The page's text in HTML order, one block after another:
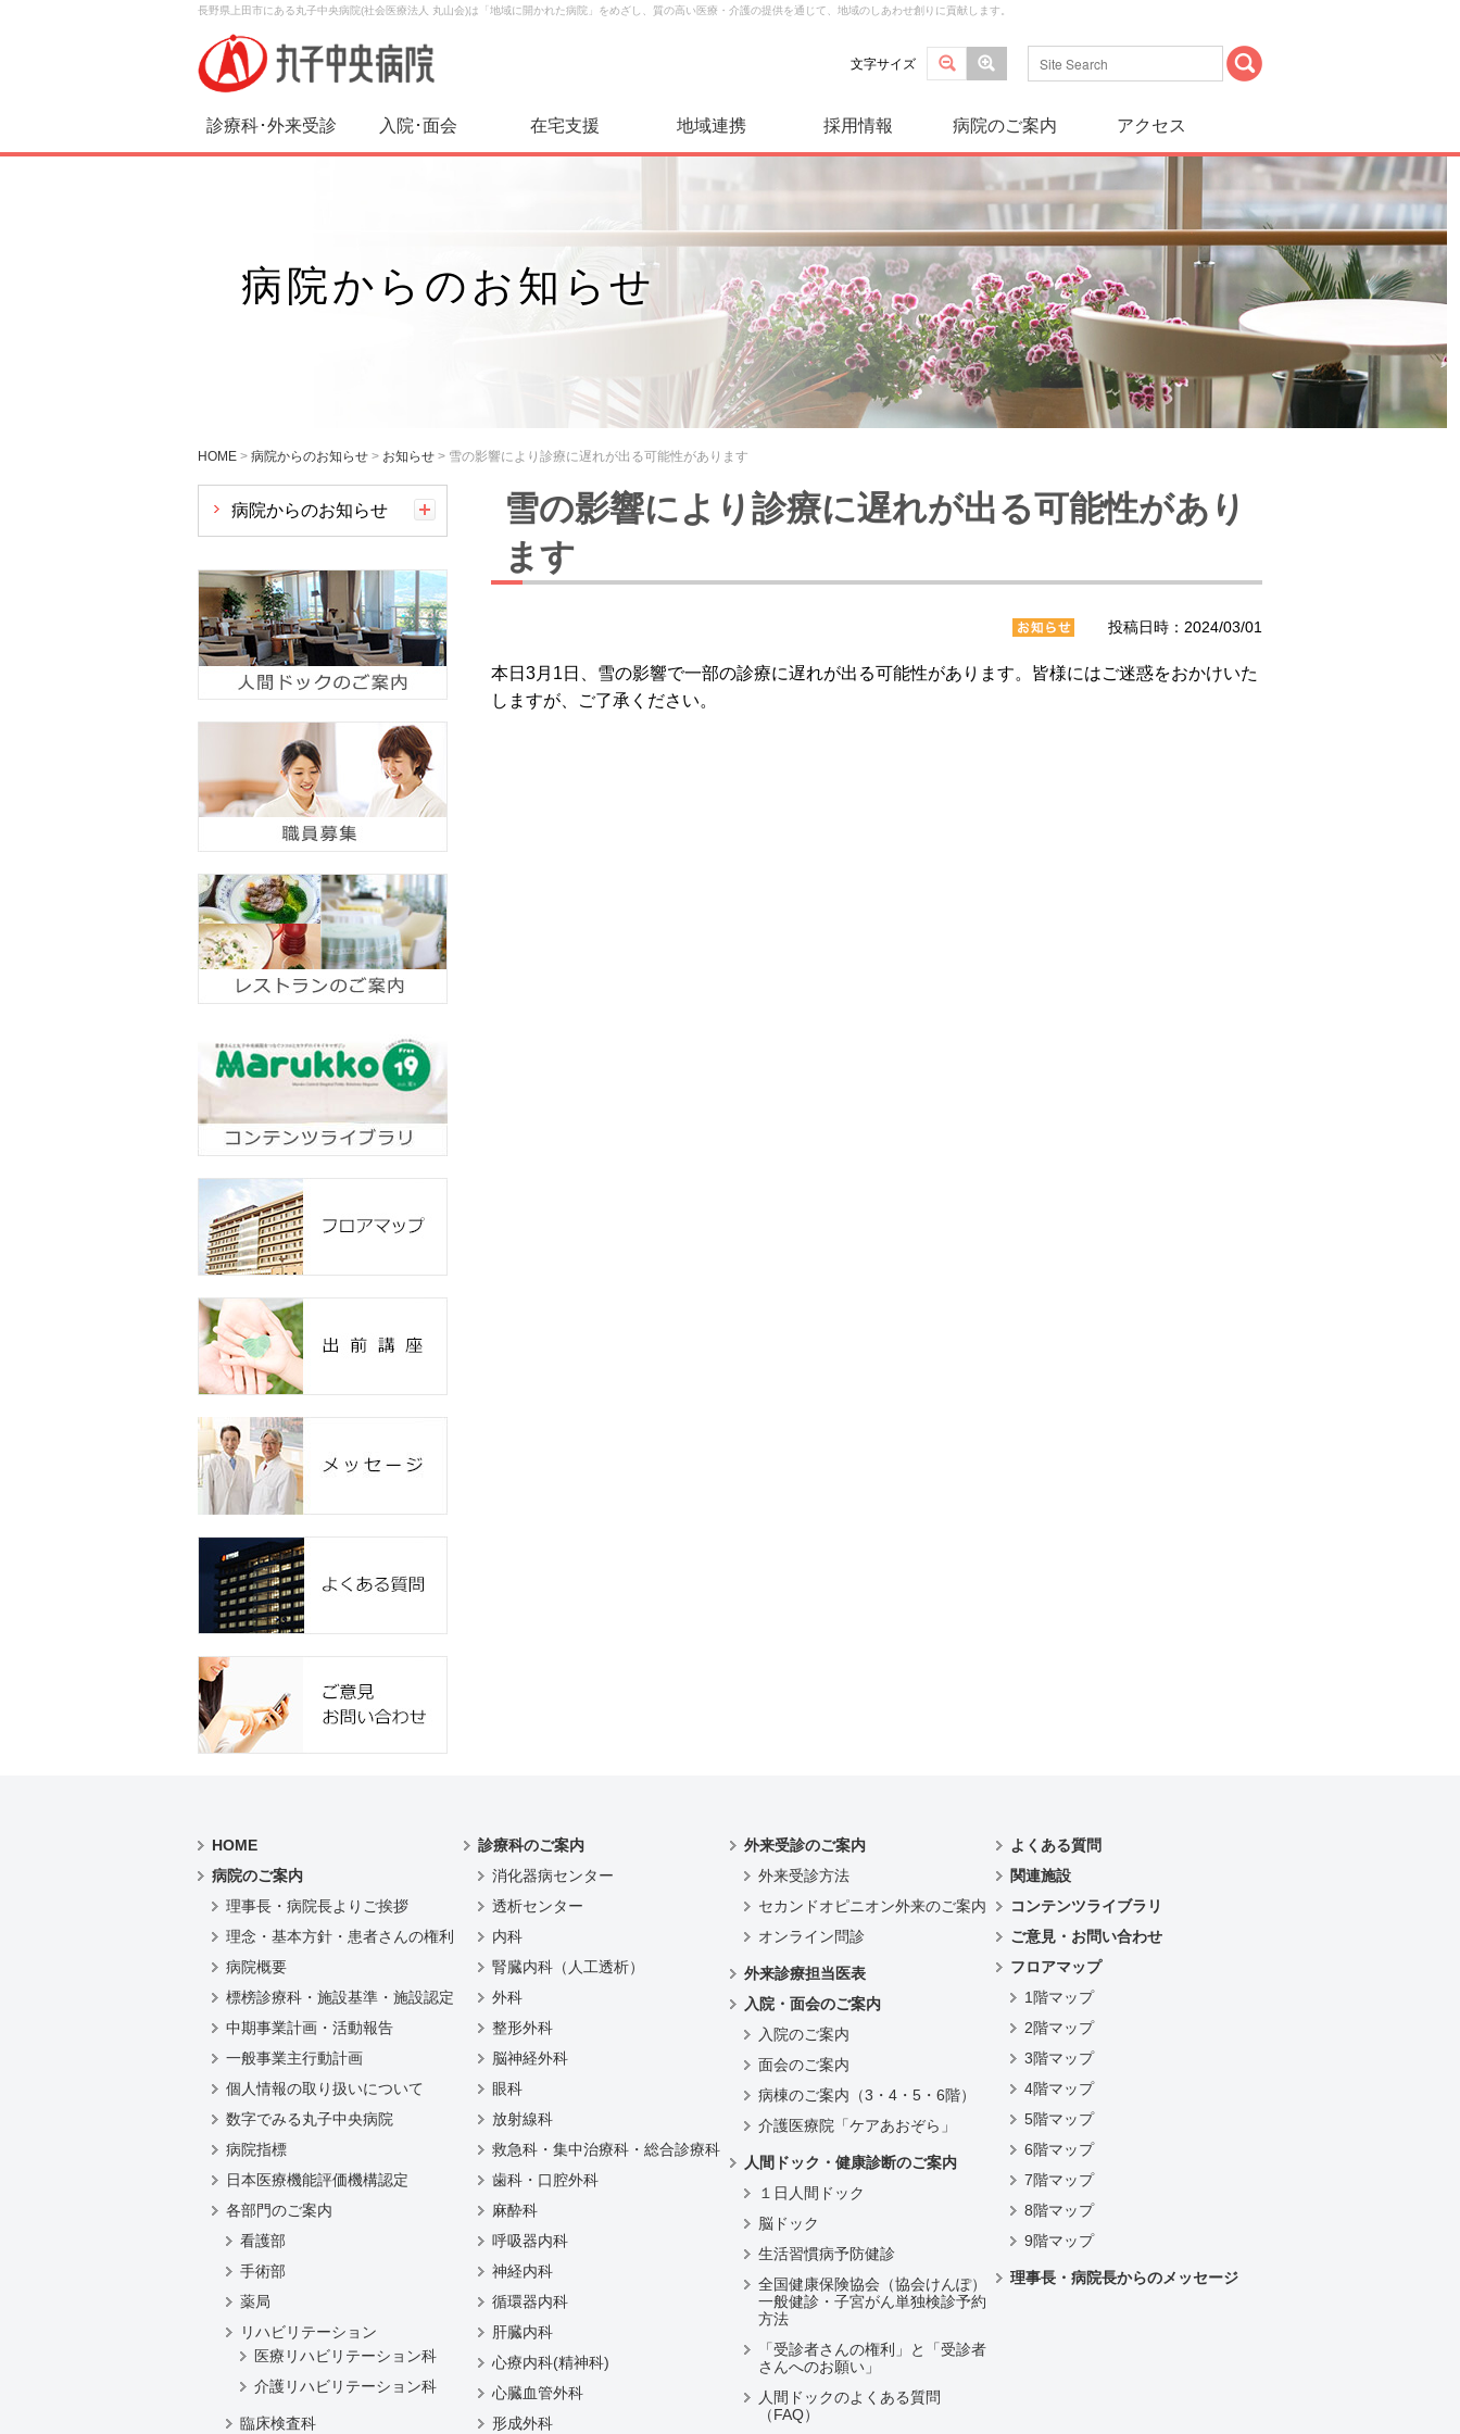
長野県上田市にある丸子中央病院(社会医療法人 丸山会)は「地域に開かれた病院」をめざし、質の高い医療・介護の提供を通じて、地域のしあわせ創りに貢献します。
文字サイズ
診療科･外来受診 入院･面会 在宅支援 地域連携 採用情報 病院のご案内 アクセス
病院からのお知らせ
HOME > 病院からのお知らせ > お知らせ > 雪の影響により診療に遅れが出る可能性があります
雪の影響により診療に遅れが出る可能性があり
ます
投稿日時：2024/03/01
本日3月1日、雪の影響で一部の診療に遅れが出る可能性があります。皆様にはご迷惑をおかけいた
しますが、ご了承ください。
病院からのお知らせ
HOME
病院のご案内
理事長・病院長よりご挨拶
理念・基本方針・患者さんの権利
病院概要
標榜診療科・施設基準・施設認定
中期事業計画・活動報告
一般事業主行動計画
個人情報の取り扱いについて
数字でみる丸子中央病院
病院指標
日本医療機能評価機構認定
各部門のご案内
看護部
手術部
薬局
リハビリテーション
医療リハビリテーション科
介護リハビリテーション科
臨床検査科
診療科のご案内
消化器病センター
透析センター
内科
腎臓内科（人工透析）
外科
整形外科
脳神経外科
眼科
放射線科
救急科・集中治療科・総合診療科
歯科・口腔外科
麻酔科
呼吸器内科
神経内科
循環器内科
肝臓内科
心療内科(精神科)
心臓血管外科
形成外科
外来受診のご案内
外来受診方法
セカンドオピニオン外来のご案内
オンライン問診
外来診療担当医表
入院・面会のご案内
入院のご案内
面会のご案内
病棟のご案内（3・4・5・6階）
介護医療院「ケアあおぞら」
人間ドック・健康診断のご案内
１日人間ドック
脳ドック
生活習慣病予防健診
全国健康保険協会（協会けんぽ）
一般健診・子宮がん単独検診予約
方法
「受診者さんの権利」と「受診者
さんへのお願い」
人間ドックのよくある質問
（FAQ）
よくある質問
関連施設
コンテンツライブラリ
ご意見・お問い合わせ
フロアマップ
1階マップ
2階マップ
3階マップ
4階マップ
5階マップ
6階マップ
7階マップ
8階マップ
9階マップ
理事長・病院長からのメッセージ